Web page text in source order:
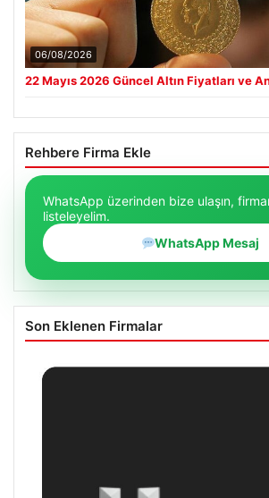
06/08/2026
22 Mayıs 2026 Güncel Altın Fiyatları ve
Rehbere Firma Ekle
WhatsApp üzerinden bize ulaşın,
listeleyelim.
WhatsApp Mesaj
Son Eklenen Firmalar